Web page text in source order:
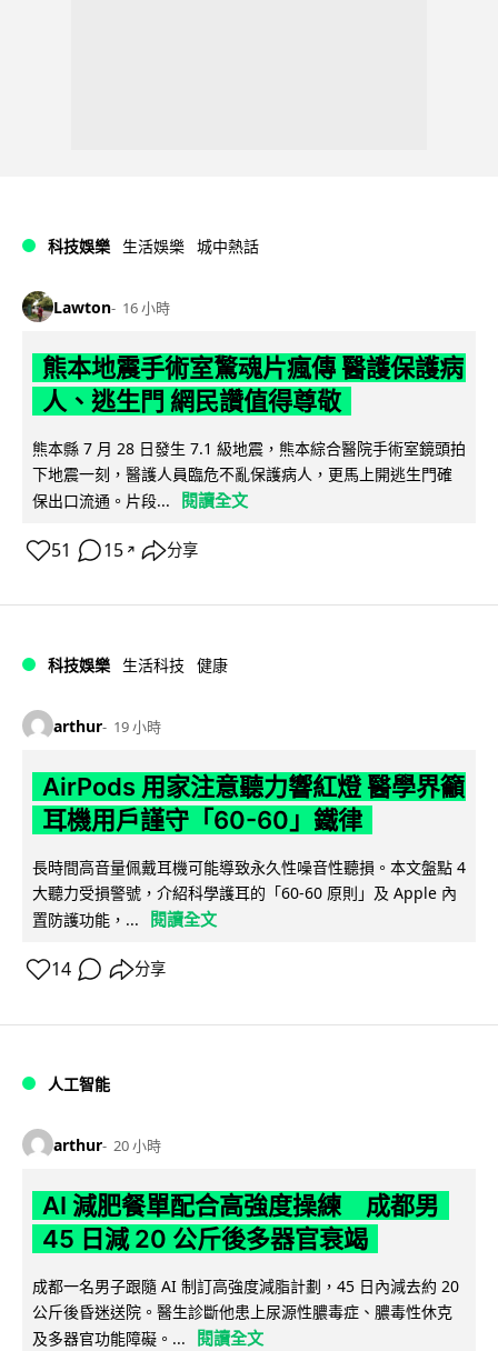
科技娛樂 生活娛樂 城中熱話
Lawton 16 小時
熊本地震手術室驚魂片瘋傳 醫護保護病
人、逃生門 網民讚值得尊敬
熊本縣 7 月 28 日發生 7.1 級地震，熊本綜合醫院手術室鏡頭拍
下地震一刻，醫護人員臨危不亂保護病人，更馬上開逃生門確
保出口流通。片段...
閱讀全文
51 15 ↗ 分享
科技娛樂 生活科技 健康
arthur 19 小時
AirPods 用家注意聽力響紅燈 醫學界籲
耳機用戶謹守「60-60」鐵律
長時間高音量佩戴耳機可能導致永久性噪音性聽損。本文盤點 4
大聽力受損警號，介紹科學護耳的「60-60 原則」及 Apple 內
置防護功能，...
閱讀全文
14 分享
人工智能
arthur 20 小時
AI 減肥餐單配合高強度操練 成都男
45 日減 20 公斤後多器官衰竭
成都一名男子跟隨 AI 制訂高強度減脂計劃，45 日內減去約 20
公斤後昏迷送院。醫生診斷他患上尿源性膿毒症、膿毒性休克
及多器官功能障礙。...
閱讀全文